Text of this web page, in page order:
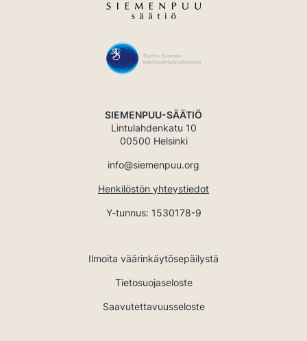
SIEMENPUU-SÄÄTIÖ
Lintulahdenkatu 10
00500 Helsinki
info@siemenpuu.org
Henkilöstön yhteystiedot
Y-tunnus: 1530178-9
Ilmoita väärinkäytösepäilystä
Tietosuojaseloste
Saavutettavuusseloste